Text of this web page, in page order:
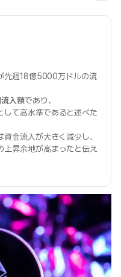
先週18億5000万ドルの流
流入額であり、
して高水準であると述べた
資金流入が大きく減少し、
上昇余地が高まったと伝え